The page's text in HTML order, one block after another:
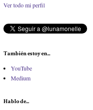
Ver todo mi perfil
También estoy en...
YouTube
Medium
Hablo de...